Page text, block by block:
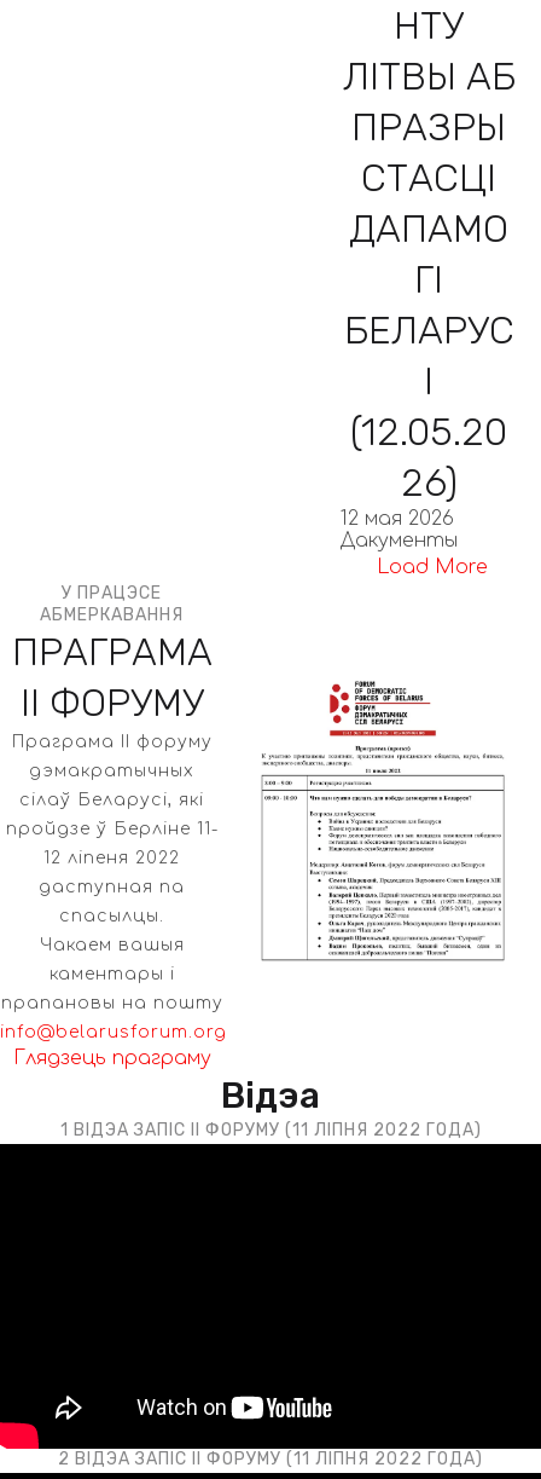
НТУ
ЛІТВЫ АБ
ПРАЗРЫ
СТАСЦІ
ДАПАМО
ГІ
БЕЛАРУС
І
(12.05.20
26)
12 мая 2026
Дакументы
Load More
У ПРАЦЭСЕ
АБМЕРКАВАННЯ
ПРАГРАМА
II ФОРУМУ
Праграма II форуму
дэмакратычных
сілаў Беларусі, які
пройдзе ў Берліне 11-
12 ліпеня 2022
даступная па
спасылцы.
Чакаем вашыя
каментары і
прапановы на пошту
info@belarusforum.org
Глядзець праграму
Відэа
1 ВІДЭА ЗАПІС II ФОРУМУ (11 ЛІПНЯ 2022 ГОДА)
2 ВІДЭА ЗАПІС II ФОРУМУ (11 ЛІПНЯ 2022 ГОДА)